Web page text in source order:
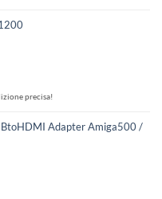
precisa!
Adapter Amiga500 /